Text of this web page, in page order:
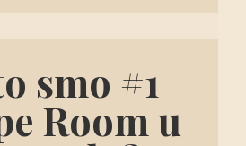
smo #1
Room u